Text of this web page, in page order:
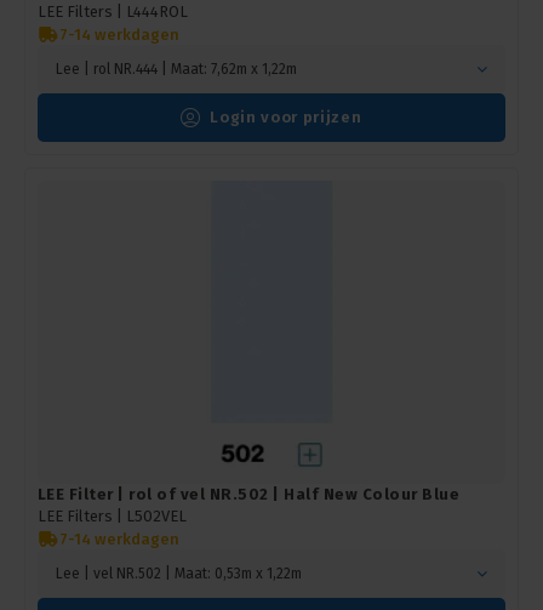
LEE Filters |
L444ROL
7-14 werkdagen
Lee | rol NR.444 | Maat: 7,62m x 1,22m
Login voor prijzen
LEE Filter | rol of vel NR.502 | Half New Colour Blue
LEE Filters |
L502VEL
7-14 werkdagen
Lee | vel NR.502 | Maat: 0,53m x 1,22m